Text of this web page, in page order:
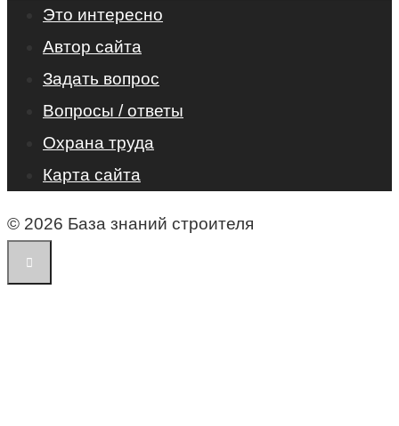
Это интересно
Автор сайта
Задать вопрос
Вопросы / ответы
Охрана труда
Карта сайта
© 2026 База знаний строителя